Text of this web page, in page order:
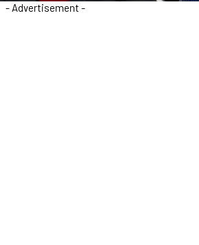
- Advertisement -